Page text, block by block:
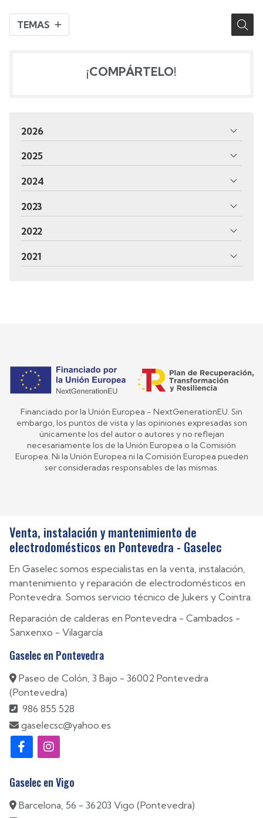
TEMAS
¡COMPÁRTELO!
2026
2025
2024
2023
2022
2021
Financiado por la Unión Europea - NextGenerationEU. Sin
embargo, los puntos de vista y las opiniones expresadas son
únicamente los del autor o autores y no reflejan
necesariamente los de la Unión Europea o la Comisión
Europea. Ni la Unión Europea ni la Comisión Europea pueden
ser consideradas responsables de las mismas.
Venta, instalación y mantenimiento de
electrodomésticos en Pontevedra - Gaselec
En Gaselec somos especialistas en la venta, instalación,
mantenimiento y reparación de electrodomésticos en
Pontevedra. Somos servicio técnico de Jukers y Cointra.
Reparación de calderas en Pontevedra - Cambados -
Sanxenxo - Vilagarcía
Gaselec en Pontevedra
Paseo de Colón, 3 Bajo - 36002 Pontevedra
(Pontevedra)
986 855 528
gaselecsc@yahoo.es
Gaselec en Vigo
Barcelona, 56 - 36203 Vigo (Pontevedra)